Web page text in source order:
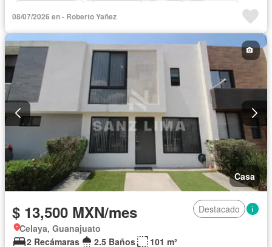
Jacuzzi
Agua Televisión por cable
Zonas verdes
Wifi
Completamente amueblado
08/07/2026 en - Roberto Yañez
Casa
$ 13,500 MXN/mes
Destacado
Celaya, Guanajuato
2 Recámaras
2.5 Baños
101 m²